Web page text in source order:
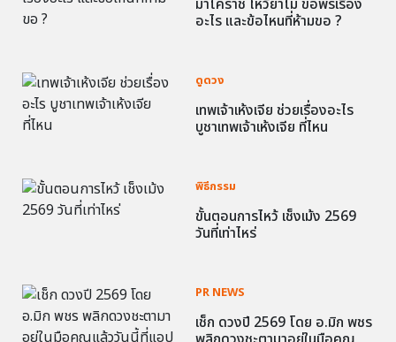
มาโคราช ไหว้ย่าโม ขอพรเรื่อง
อะไร และข้อไหนที่ห้ามขอ ?
ดูดวง
เทพเจ้าเห้งเจีย ช่วยเรื่องอะไร
บูชาเทพเจ้าเห้งเจีย ที่ไหน
พิธีกรรม
ขั้นตอนการไหว้ เช็งเม้ง 2569
วันที่เท่าไหร่
PR NEWS
เช็ก ดวงปี 2569 โดย อ.มิก พชร